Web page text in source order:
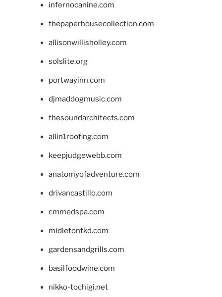
infernocanine.com
thepaperhousecollection.com
allisonwillisholley.com
solslite.org
portwayinn.com
djmaddogmusic.com
thesoundarchitects.com
allin1roofing.com
keepjudgewebb.com
anatomyofadventure.com
drivancastillo.com
cmmedspa.com
midletontkd.com
gardensandgrills.com
basilfoodwine.com
nikko-tochigi.net